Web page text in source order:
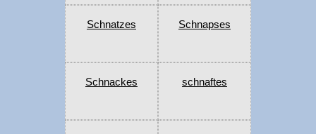
Schnatzes Schnapses
Schnackes schnaftes